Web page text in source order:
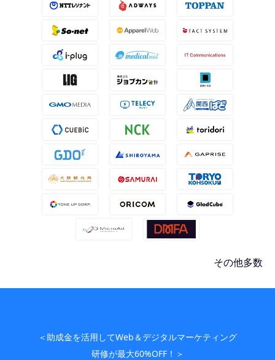
その他多数
＜助成金を活用してWeb＆デジタルマーケティング
研修が最大60%OFF！＞